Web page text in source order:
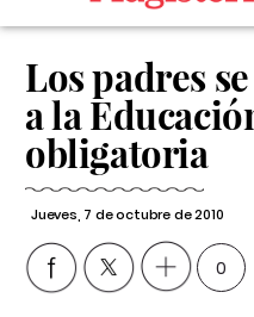
Los padres
a la
obligatoria
Jueves, 7 de octubre de 2010
0